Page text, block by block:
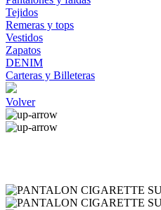
Tejidos
Remeras y tops
Vestidos
Zapatos
DENIM
Carteras y Billeteras
Volver